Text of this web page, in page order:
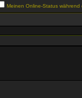
Meinen Online-Status während